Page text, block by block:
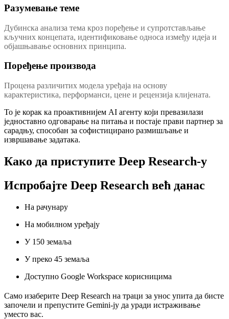
Разумевање теме
Дубинска анализа тема кроз поређење и супротстављање
кључних концепата, идентификовање односа између идеја и
објашњавање основних принципа.
Поређење производа
Процена различитих модела уређаја на основу
карактеристика, перформанси, цене и рецензија клијената.
То је корак ка проактивнијем AI агенту који превазилази
једноставно одговарање на питања и постаје прави партнер за
сарадњу, способан за софистицирано размишљање и
извршавање задатака.
Како да приступите Deep Research-у
Испробајте Deep Research већ данас
На рачунару
На мобилном уређају
У 150 земаља
У преко 45 земаља
Доступно Google Workspace корисницима
Само изаберите Deep Research на траци за унос упита да бисте
започели и препустите Gemini-ју да уради истраживање
уместо вас.